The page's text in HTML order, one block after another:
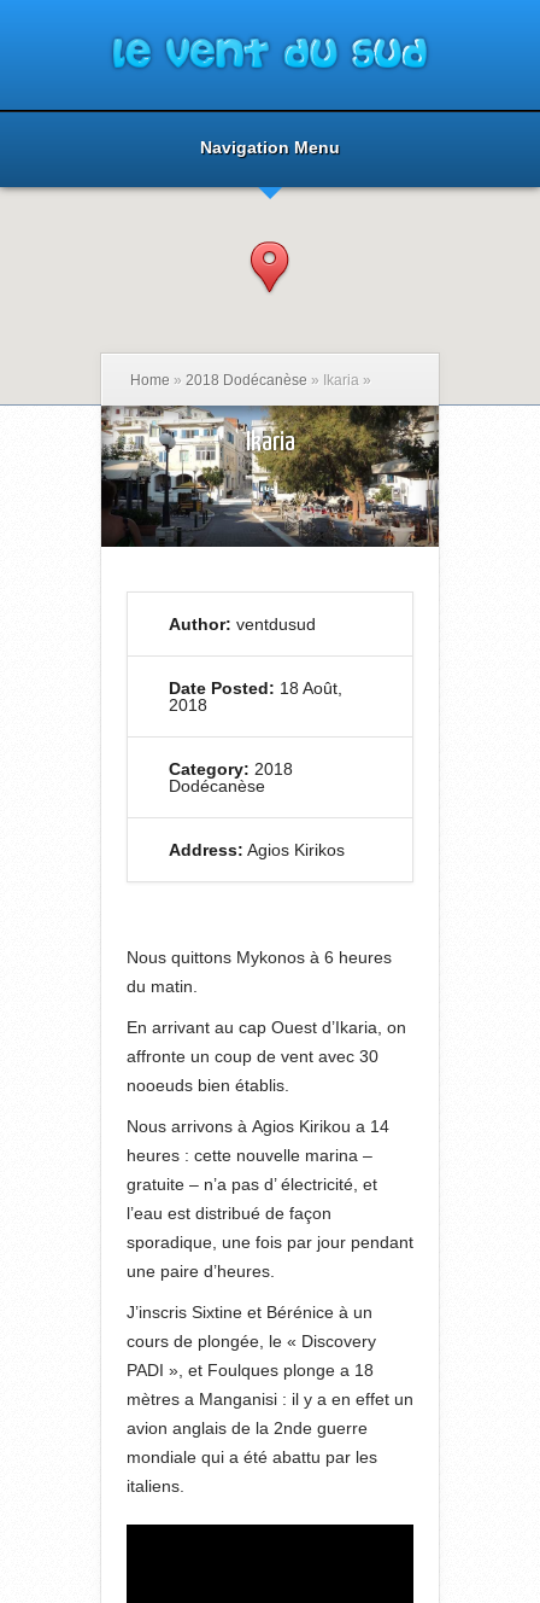
Navigation Menu
Home » 2018 Dodécanèse » Ikaria »
Ikaria
Author: ventdusud
Date Posted: 18 Août,
2018
Category: 2018
Dodécanèse
Address: Agios Kirikos
Nous quittons Mykonos à 6 heures
du matin.
En arrivant au cap Ouest d’Ikaria, on
affronte un coup de vent avec 30
nooeuds bien établis.
Nous arrivons à Agios Kirikou a 14
heures : cette nouvelle marina –
gratuite – n’a pas d’ électricité, et
l’eau est distribué de façon
sporadique, une fois par jour pendant
une paire d’heures.
J’inscris Sixtine et Bérénice à un
cours de plongée, le « Discovery
PADI », et Foulques plonge a 18
mètres a Manganisi : il y a en effet un
avion anglais de la 2nde guerre
mondiale qui a été abattu par les
italiens.